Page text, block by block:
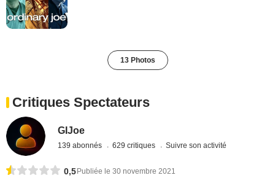
13 Photos
Critiques Spectateurs
GIJoe
139 abonnés 629 critiques Suivre son activité
0,5Publiée le 30 novembre 2021